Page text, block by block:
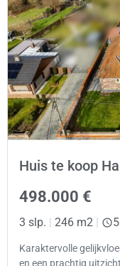
Huis te koop
498.000 €
3 slp. | 246 m2 |
Karaktervolle